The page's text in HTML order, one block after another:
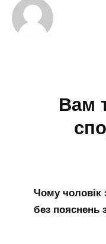
Вам
Чому чоловік
без пояснень